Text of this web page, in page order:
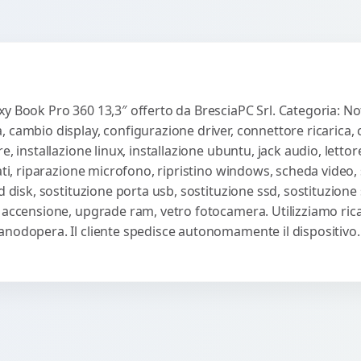
Book Pro 360 13,3″ offerto da BresciaPC Srl. Categoria:
display, configurazione driver, connettore
installazione linux, installazione ubuntu, jack audio,
riparazione microfono, ripristino windows, scheda
disk, sostituzione porta usb, sostituzione ssd,
upgrade ram, vetro fotocamera. Utilizziamo
Il cliente spedisce autonomamente il dispositivo.